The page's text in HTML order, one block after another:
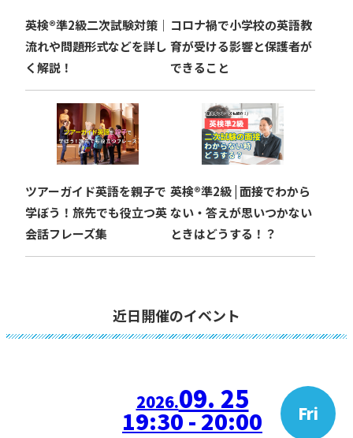
英検®︎準2級二次試験対策｜
流れや問題形式などを詳し
く解説！
コロナ禍で小学校の英語教
育が受ける影響と保護者が
できること
ツアーガイド英語を親子で
学ぼう！旅先でも役立つ英
会話フレーズ集
英検®︎準2級 | 面接でわから
ない・答えが思いつかない
ときはどうする！？
近日開催のイベント
2026.09. 25 Fri
19:30 - 20:00